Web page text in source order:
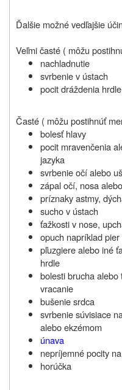
Ďalšie možné vedľajšie
Veľmi časté ( môžu
nachladnutie
svrbenie v ústach
pocit dráždenia hrdle
Časté ( môžu postihnúť
bolesť hlavy
pocit mravenčenia
jazyka
svrbenie očí alebo
zápal očí, nosa
príznaky astmy,
sucho v ústach
ťažkosti v nose,
opuch napríklad
pľuzgiere alebo iné
hrdle
bolesti brucha alebo
vracanie
bušenie srdca
svrbenie súvisiace
alebo ekzémom
únava
nepríjemné pocity
horúčka